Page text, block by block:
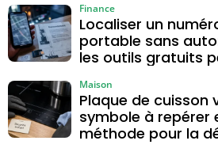
Localiser un
portable sans
les outils gratuits
Finance
Plaque de cuisson
symbole à repérer
méthode pour la
Maison